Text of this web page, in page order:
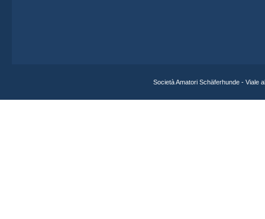
Società Amatori Schäferhunde - Viale